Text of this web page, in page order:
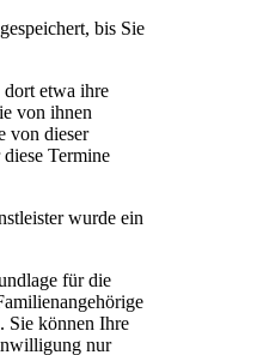
bis Sie
dort etwa ihre
von ihnen
von dieser
Termine
wurde ein
für die
Sie können Ihre
nur